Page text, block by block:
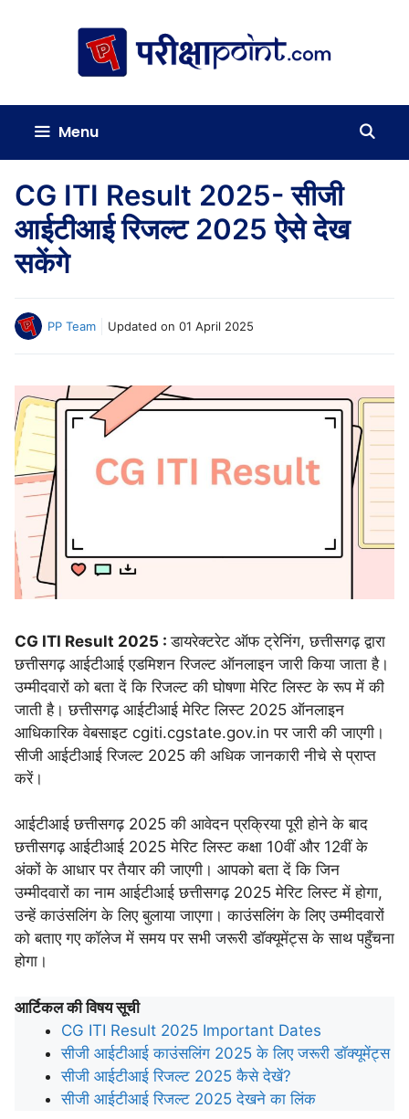
Menu
CG ITI Result 2025- सीजी
आईटीआई रिजल्ट 2025 ऐसे देख
सकेंगे
PP Team Updated on 01 April 2025
CG ITI Result 2025 :डायरेक्टरेट ऑफ ट्रेनिंग, छत्तीसगढ़ द्वारा
छत्तीसगढ़ आईटीआई एडमिशन रिजल्ट ऑनलाइन जारी किया जाता है।
उम्मीदवारों को बता दें कि रिजल्ट की घोषणा मेरिट लिस्ट के रूप में की
जाती है। छत्तीसगढ़ आईटीआई मेरिट लिस्ट 2025 ऑनलाइन
आधिकारिक वेबसाइट cgiti.cgstate.gov.in पर जारी की जाएगी।
सीजी आईटीआई रिजल्ट 2025 की अधिक जानकारी नीचे से प्राप्त
करें।
आईटीआई छत्तीसगढ़ 2025 की आवेदन प्रक्रिया पूरी होने के बाद
छत्तीसगढ़ आईटीआई 2025 मेरिट लिस्ट कक्षा 10वीं और 12वीं के
अंकों के आधार पर तैयार की जाएगी। आपको बता दें कि जिन
उम्मीदवारों का नाम आईटीआई छत्तीसगढ़ 2025 मेरिट लिस्ट में होगा,
उन्हें काउंसलिंग के लिए बुलाया जाएगा। काउंसलिंग के लिए उम्मीदवारों
को बताए गए कॉलेज में समय पर सभी जरूरी डॉक्यूमेंट्स के साथ पहुँचना
होगा।
आर्टिकल की विषय सूची
CG ITI Result 2025 Important Dates
सीजी आईटीआई काउंसलिंग 2025 के लिए जरूरी डॉक्यूमेंट्स
सीजी आईटीआई रिजल्ट 2025 कैसे देखें?
सीजी आईटीआई रिजल्ट 2025 देखने का लिंक